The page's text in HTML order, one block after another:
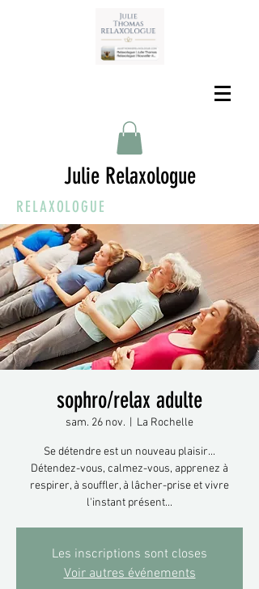
Julie Relaxologue
RELAXOLOGUE
sophro/relax adulte
sam. 26 nov. La Rochelle
Se détendre est un nouveau plaisir...
Détendez-vous, calmez-vous, apprenez à
respirer, à souffler, à lâcher-prise et vivre
l'instant présent...
Les inscriptions sont closes
Voir autres événements